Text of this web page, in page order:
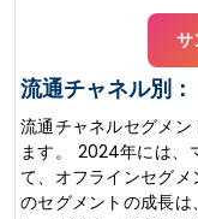
サ
流通チャネル別：
流通チャネルセグメ
ます。 2024年には、
て、オフラインセグ
のセグメントの成長